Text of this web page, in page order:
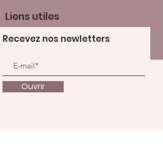
Liens utiles
Recevez nos newletters
Ouvrir